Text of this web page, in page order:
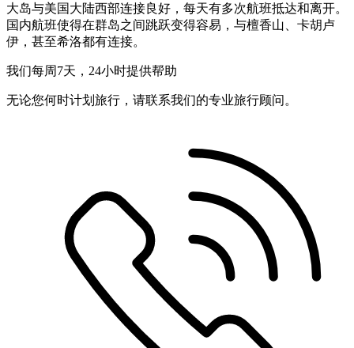
大岛与美国大陆西部连接良好，每天有多次航班抵达和离开。
国内航班使得在群岛之间跳跃变得容易，与檀香山、卡胡卢
伊，甚至希洛都有连接。
我们每周7天，24小时提供帮助
无论您何时计划旅行，请联系我们的专业旅行顾问。